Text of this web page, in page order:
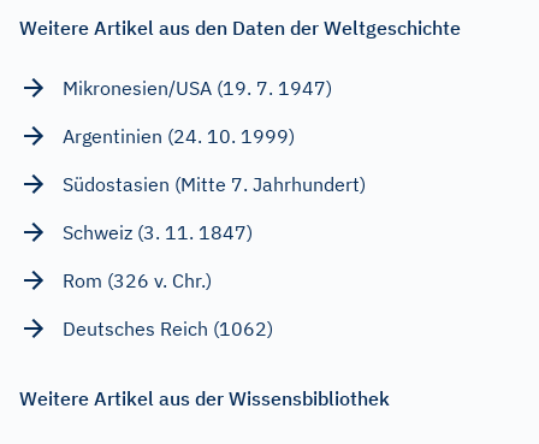
Weitere Artikel aus den Daten der Weltgeschichte
Mikronesien/USA (19. 7. 1947)
Argentinien (24. 10. 1999)
Südostasien (Mitte 7. Jahrhundert)
Schweiz (3. 11. 1847)
Rom (326 v. Chr.)
Deutsches Reich (1062)
Weitere Artikel aus der Wissensbibliothek